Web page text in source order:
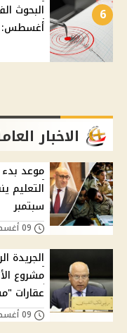
6
أغسطس:
الاخبار
سبتمبر
الجريدة
مشروع
عقارات